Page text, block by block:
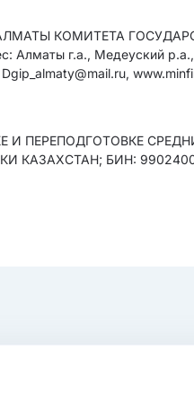
КОМИТЕТА
г.а., Медеуский р.а.,
И ПЕРЕПОДГОТОВКЕ
БИН: